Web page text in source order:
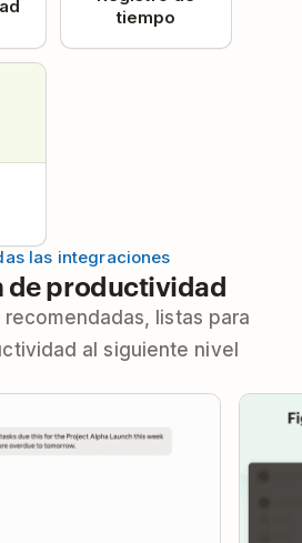
tiempo
las integraciones
de productividad
recomendadas, listas para
al siguiente nivel